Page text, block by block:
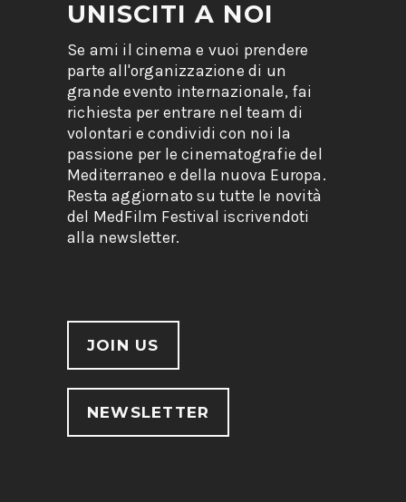
UNISCITI A NOI
Se ami il cinema e vuoi prendere
parte all'organizzazione di un
grande evento internazionale, fai
richiesta per entrare nel team di
volontari e condividi con noi la
passione per le cinematografie del
Mediterraneo e della nuova Europa.
Resta aggiornato su tutte le novità
del MedFilm Festival iscrivendoti
alla newsletter.
JOIN US
NEWSLETTER